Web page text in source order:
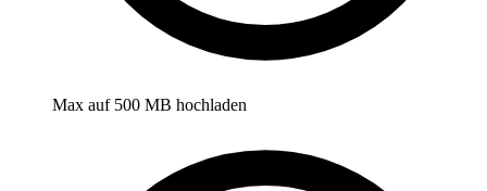
Max auf 500 MB hochladen